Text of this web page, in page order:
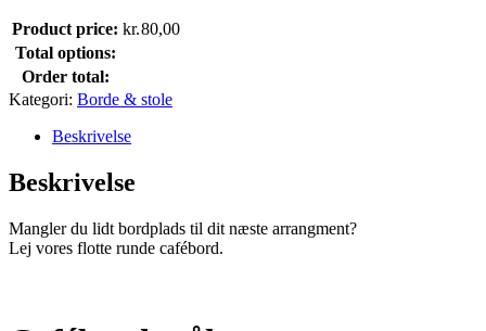
Product price: kr.80,00
Total options:
Order total:
Kategori: Borde & stole
Beskrivelse
Beskrivelse
Mangler du lidt bordplads til dit næste arrangment?
Lej vores flotte runde cafébord.